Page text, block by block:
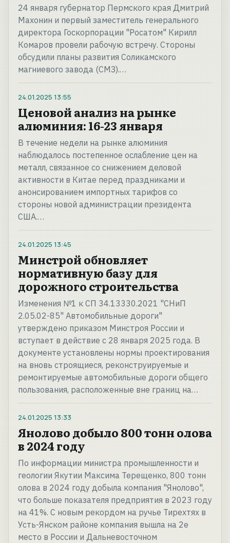
24 января губернатор Пермского края Дмитрий
Махонин и первый заместитель генерального
директора Госкорпорации "Росатом" Кирилл
Комаров провели рабочую встречу. Стороны
обсудили планы развития Соликамского
магниевого завода (СМЗ).…
24.01.2025 13:55
Ценовой анализ на рынке
алюминия: 16-23 января
В течение недели на рынке алюминия
наблюдалось постепенное ослабление цен на
металл, связанное со снижением деловой
активности в Китае перед праздниками и
анонсированием импортных тарифов со
стороны новой администрации президента
США.…
24.01.2025 13:45
Минстрой обновляет
нормативную базу для
дорожного строительства
Изменения №1 к СП 34.13330.2021 "СНиП
2.05.02-85" Автомобильные дороги"
утверждено приказом Минстроя России и
вступает в действие с 28 января 2025 года. В
документе установлены нормы проектирования
на вновь строящиеся, реконструируемые и
ремонтируемые автомобильные дороги общего
пользования, расположенные вне границ на…
24.01.2025 13:33
Янолово добыло 800 тонн олова
в 2024 году
По информации министра промышленности и
геологии Якутии Максима Терещенко, 800 тонн
олова в 2024 году добыла компания "Янолово",
что больше показателя предприятия в 2023 году
на 41%. С новым рекордом на ручье Тирехтях в
Усть-Янском районе компания вышла на 2е
место в России и Дальневосточном